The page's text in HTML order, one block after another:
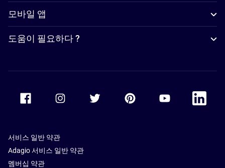
모바일 앱
도움이 필요하다 ?
Accor Youtube
Accor
서비스 일반 약관
Adagio 서비스 일반 약관
멤버십 약관